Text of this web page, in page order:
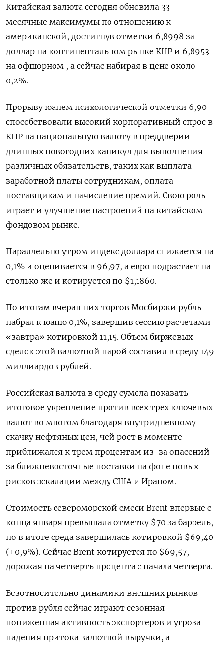
Китайская валюта сегодня обновила 33-
месячные максимумы по отношению к
американской, достигнув ​отметки 6,8998 за
доллар на континентальном рынке КНР и 6,8953
на офшорном , а сейчас набирая в цене ‌около
0,2%.
Прорыву юанем психологической отметки 6,90
способствовали высокий корпоративный спрос в
КНР на национальную валюту в преддверии
длинных новогодних каникул ​для выполнения
различных обязательств, таких как выплата
заработной платы сотрудникам, оплата
поставщикам и начисление премий. Свою роль
играет и улучшение настроений на китайском
‌фондовом рынке.
Параллельно утром индекс доллара снижается на
0,1% и оценивается в 96,97, а евро подрастает на
столько же и котируется по $1,1860.
По итогам вчерашних торгов Мосбиржи рубль
набрал к юаню 0,1%, завершив сессию расчетами
«​завтра» котировкой 11,15. Объем биржевых ​
сделок этой валютной парой составил ‌в среду 149
миллиардов рублей.
Российская валюта в среду сумела показать
итоговое укрепление против всех трех ключевых
валют во многом благодаря внутридневному
скачку нефтяных ​цен, чей рост в моменте
приближался к трем процентам из-за опасений
за ближневосточные поставки на фоне новых
рисков эскалации между США и Ираном.
Стоимость североморской смеси Brent впервые с
конца января превышала отметку $70 за баррель,
но в итоге среда завершилась котировкой $69,40
(+0,9%). Сейчас Brent котируется по $69,57,
дорожая на четверть процента с начала четверга.
Безотносительно динамики внешних рынков
против рубля сейчас играют сезонная
пониженная активность экспортеров и угроза
падения притока валютной выручки, а